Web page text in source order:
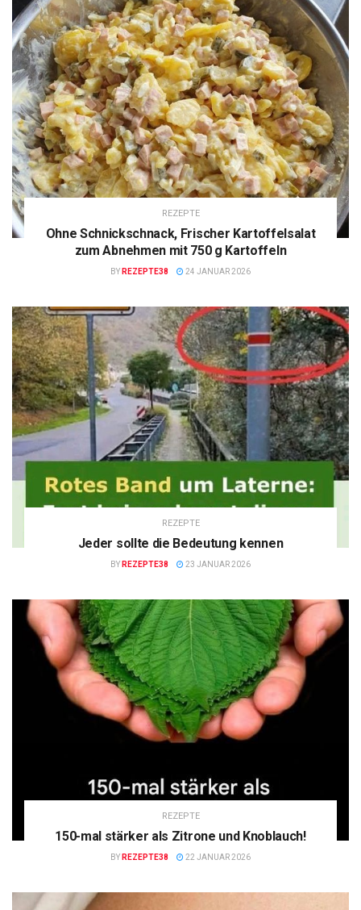
REZEPTE
Ohne Schnickschnack, Frischer Kartoffelsalat
zum Abnehmen mit 750 g Kartoffeln
BY REZEPTE38 24 JANUAR 2026
REZEPTE
Jeder sollte die Bedeutung kennen
BY REZEPTE38 23 JANUAR 2026
REZEPTE
150-mal stärker als Zitrone und Knoblauch!
BY REZEPTE38 22 JANUAR 2026